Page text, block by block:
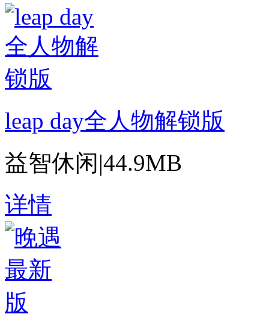
leap day全人物解锁版
益智休闲|44.9MB
详情